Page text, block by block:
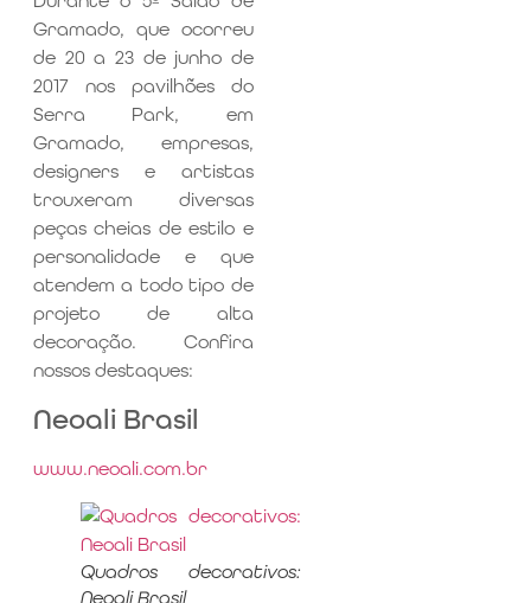
Gramado, que ocorreu
de 20 a 23 de junho de
2017 nos pavilhões do
Serra Park, em
Gramado, empresas,
designers e artistas
trouxeram diversas
peças cheias de estilo e
personalidade e que
atendem a todo tipo de
projeto de alta
decoração. Confira
nossos destaques:
Neoali Brasil
www.neoali.com.br
Quadros decorativos:
Neoali Brasil